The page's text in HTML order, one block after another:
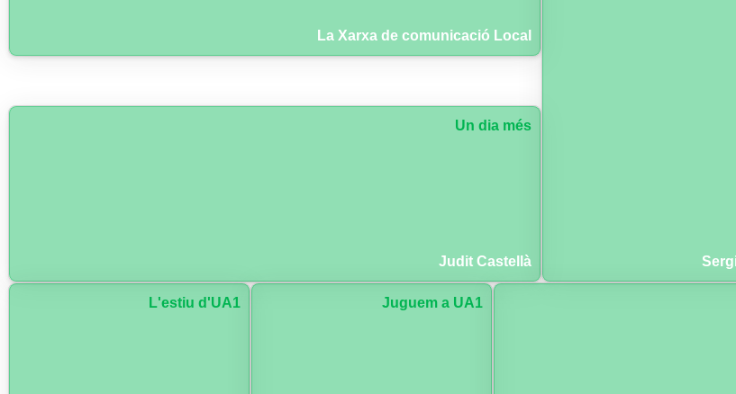
La Xarxa de comunicació Local
Un dia més
Judit Castellà
L'estiu d'UA1 Juguem a UA1